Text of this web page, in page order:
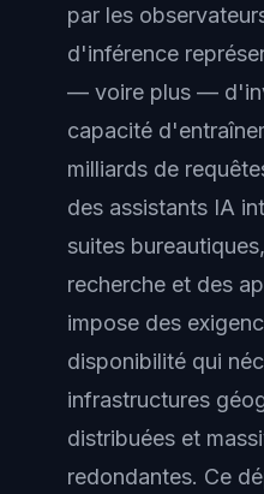
par les
d'inférence
— voire plus —
capacité
milliards de
des assistants IA
suites
recherche et des
impose des
disponibilité qui
infrastructures
distribuées et
redondantes. Ce